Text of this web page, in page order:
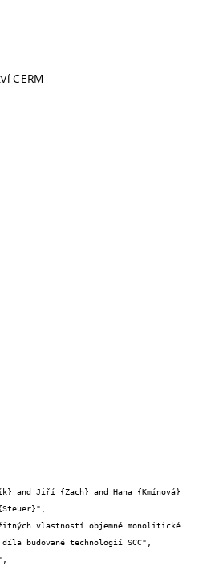
CERM
budované technologií SCC",